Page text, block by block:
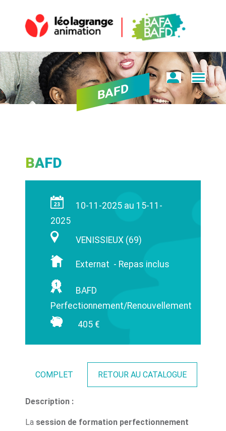
BAFD
BAFD
10-11-2025 au 15-11-
2025
VENISSIEUX (69)
Externat - Repas inclus
BAFD
Perfectionnement/Renouvellement
405 €
COMPLET RETOUR AU CATALOGUE
Description :
La session de formation perfectionnement